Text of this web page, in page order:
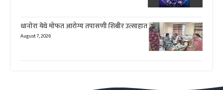
धानोरा येथे मोफत आरोग्य तपासणी शिबीर उत्साहात
August 7, 2026